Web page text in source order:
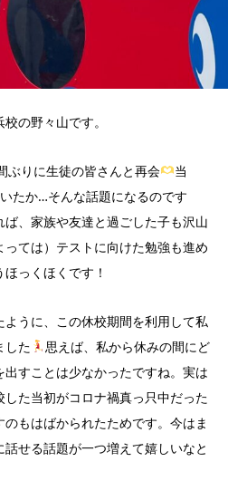
の野々山です。
ぶりに生徒の皆さんと再会
当
たか…そんな話題になるのです
、家族や友達と過ごした子も沢山
ては）テストに向けた勉強も進め
っくほくです！
うに、この休校期間を利用して私
した
思えば、私から休みの間にど
すことは少なかったですね。実は
た当初がコロナ禍真っ只中だった
もはばかられたためです。今はま
せる話題が一つ増えて嬉しいなと